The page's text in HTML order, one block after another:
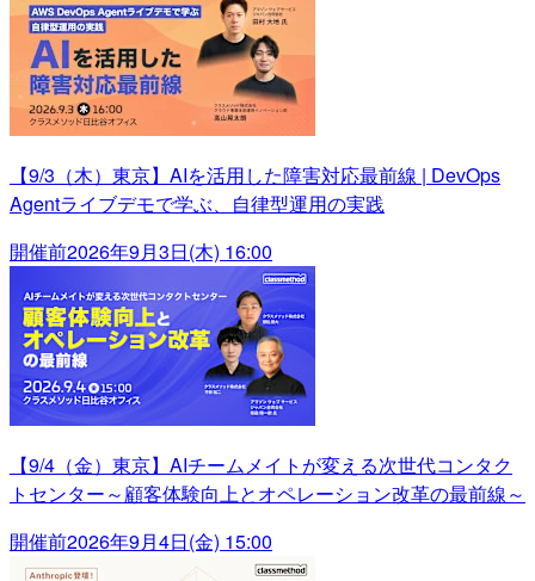
【9/3（木）東京】AIを活用した障害対応最前線 | DevOps
Agentライブデモで学ぶ、自律型運用の実践
開催前2026年9月3日(木) 16:00
【9/4（金）東京】AIチームメイトが変える次世代コンタク
トセンター～顧客体験向上とオペレーション改革の最前線～
開催前2026年9月4日(金) 15:00